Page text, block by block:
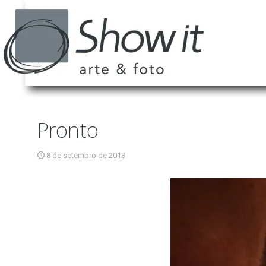
Pronto
8 de setembro de 2013